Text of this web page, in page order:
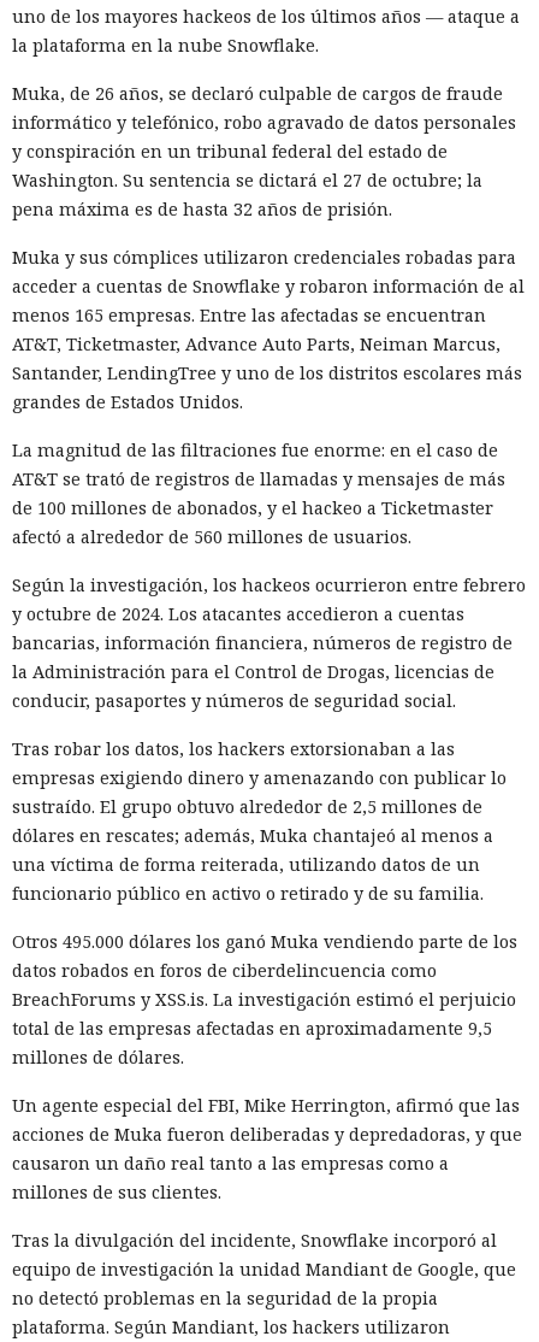
uno de los mayores hackeos de los últimos años — ataque a
la plataforma en la nube Snowflake.
Muka, de 26 años, se declaró culpable de cargos de fraude
informático y telefónico, robo agravado de datos personales
y conspiración en un tribunal federal del estado de
Washington. Su sentencia se dictará el 27 de octubre; la
pena máxima es de hasta 32 años de prisión.
Muka y sus cómplices utilizaron credenciales robadas para
acceder a cuentas de Snowflake y robaron información de al
menos 165 empresas. Entre las afectadas se encuentran
AT&T, Ticketmaster, Advance Auto Parts, Neiman Marcus,
Santander, LendingTree y uno de los distritos escolares más
grandes de Estados Unidos.
La magnitud de las filtraciones fue enorme: en el caso de
AT&T se trató de registros de llamadas y mensajes de más
de 100 millones de abonados, y el hackeo a Ticketmaster
afectó a alrededor de 560 millones de usuarios.
Según la investigación, los hackeos ocurrieron entre febrero
y octubre de 2024. Los atacantes accedieron a cuentas
bancarias, información financiera, números de registro de
la Administración para el Control de Drogas, licencias de
conducir, pasaportes y números de seguridad social.
Tras robar los datos, los hackers extorsionaban a las
empresas exigiendo dinero y amenazando con publicar lo
sustraído. El grupo obtuvo alrededor de 2,5 millones de
dólares en rescates; además, Muka chantajeó al menos a
una víctima de forma reiterada, utilizando datos de un
funcionario público en activo o retirado y de su familia.
Otros 495.000 dólares los ganó Muka vendiendo parte de los
datos robados en foros de ciberdelincuencia como
BreachForums y XSS.is. La investigación estimó el perjuicio
total de las empresas afectadas en aproximadamente 9,5
millones de dólares.
Un agente especial del FBI, Mike Herrington, afirmó que las
acciones de Muka fueron deliberadas y depredadoras, y que
causaron un daño real tanto a las empresas como a
millones de sus clientes.
Tras la divulgación del incidente, Snowflake incorporó al
equipo de investigación la unidad Mandiant de Google, que
no detectó problemas en la seguridad de la propia
plataforma. Según Mandiant, los hackers utilizaron